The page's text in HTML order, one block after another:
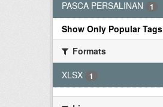
PASCA PERSALINAN 1
Show Only Popular Tags
Formats
XLSX
1